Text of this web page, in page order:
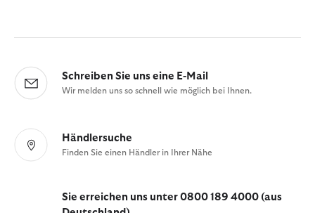
Schreiben Sie uns eine E-Mail
Wir melden uns so schnell wie möglich bei Ihnen.
Händlersuche
Finden Sie einen Händler in Ihrer Nähe
Sie erreichen uns unter 0800 189 4000 (aus